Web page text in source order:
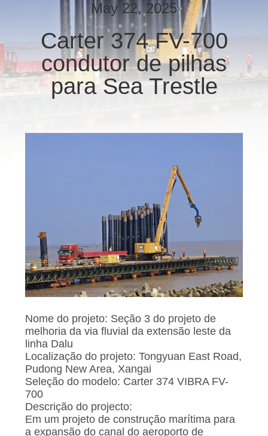
EXCURSÃO
FÁBRICA
CONTROLE
CASOS
PEÇA
UMAS
CITAÇÕES
MAPA
DO
SITE
May 22, 2025
Carter 374 FV-700
condutor de pilhas
para Sea Trestle
Nome do projeto: Seção 3 do projeto de
melhoria da via fluvial da extensão leste da
linha Dalu
Localização do projeto: Tongyuan East Road,
Pudong New Area, Xangai
Seleção do modelo: Carter 374 VIBRA FV-
700
Descrição do projecto:
Em um projeto de construção marítima para
a expansão do canal do aeroporto de